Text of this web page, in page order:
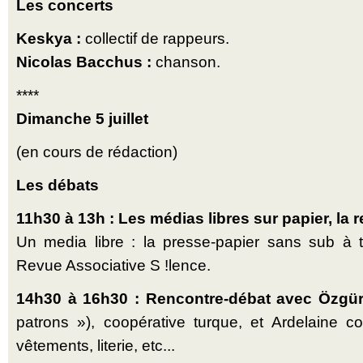
Les concerts
Keskya : collectif de rappeurs.
Nicolas Bacchus : chanson.
****
Dimanche 5 juillet
(en cours de rédaction)
Les débats
11h30 à 13h : Les médias libres sur papier, la
Un media libre : la presse-papier sans sub à
Revue Associative S !lence.
14h30 à 16h30 : Rencontre-débat avec
patrons »), coopérative turque, et Ardelaine
vêtements, literie, etc...